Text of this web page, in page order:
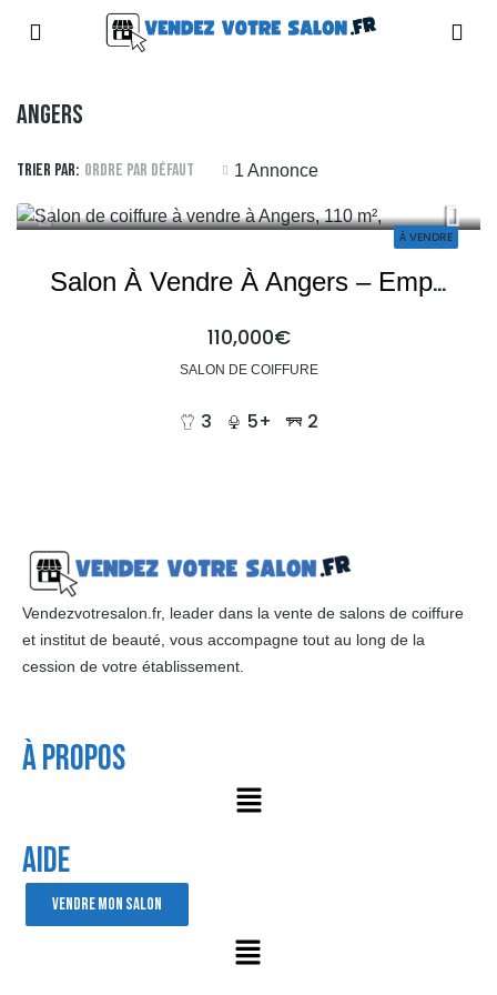
Angers
1 Annonce
Trier par: Ordre par défaut
À VENDRE
Salon À Vendre À Angers – Emplacement Idéal, Potentiel De Développement
110,000€
SALON DE COIFFURE
3 5+ 2
Vendezvotresalon.fr, leader dans la vente de salons de coiffure
et institut de beauté, vous accompagne tout au long de la
cession de votre établissement.
À Propos
AIDE
VENDRE MON SALON